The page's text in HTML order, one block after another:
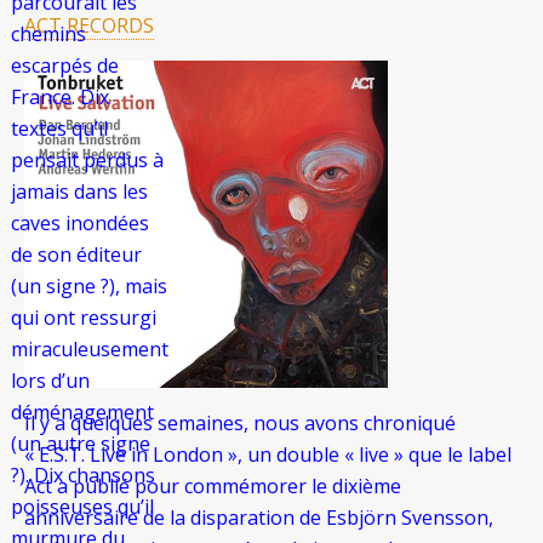
chemins
escarpés de
France. Dix
textes qu’il
pensait perdus à
jamais dans les
caves inondées
de son éditeur
(un signe ?), mais
qui ont ressurgi
miraculeusement
lors d’un
déménagement
(un autre signe
?). Dix chansons
poisseuses qu’il
ACT RECORDS
Il y a quelques semaines, nous avons chroniqué
« E.S.T. Live in London », un double « live » que le label
Act a publié pour commémorer le dixième
anniversaire de la disparation de Esbjörn Svensson,